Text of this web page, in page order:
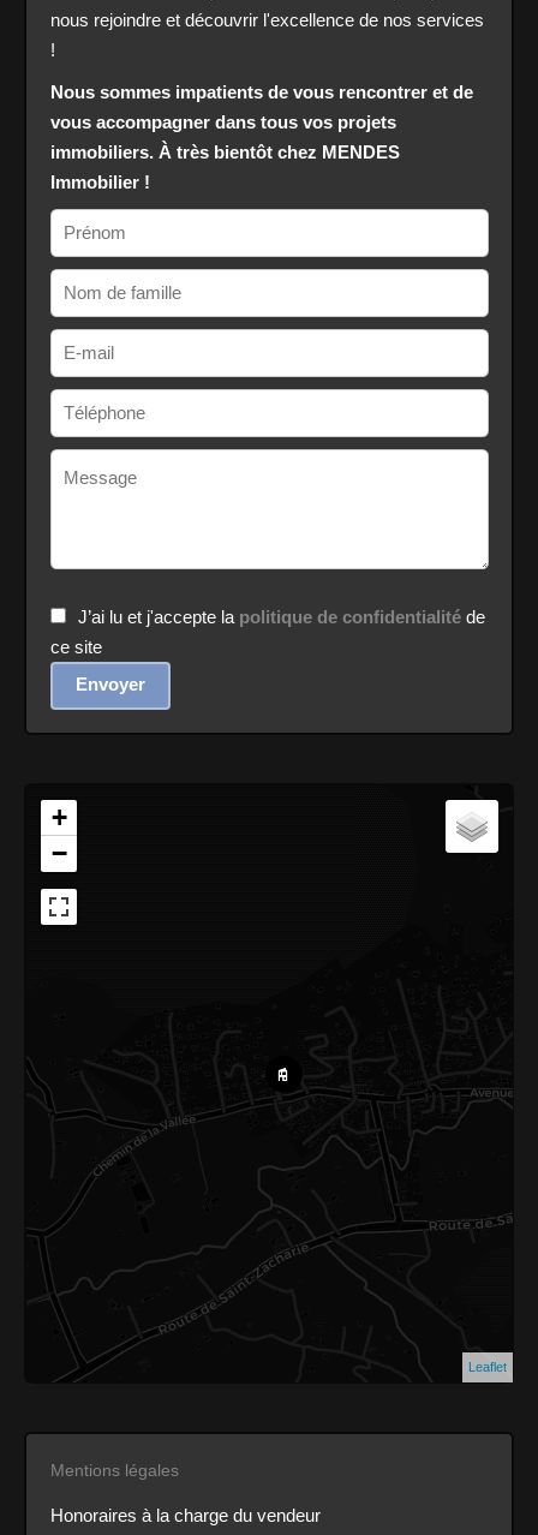
nous rejoindre et découvrir l'excellence de nos services
!
Nous sommes impatients de vous rencontrer et de
vous accompagner dans tous vos projets
immobiliers. À très bientôt chez MENDES
Immobilier !
J’ai lu et j'accepte la politique de confidentialitéde
ce site
Envoyer
+
−
Leaflet
Mentions légales
Honoraires à la charge du vendeur